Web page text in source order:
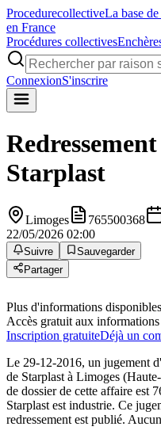
ProcedurecollectiveLa base
en France
Procédures collectives
ConnexionS'inscrire
Starplast
Limoges 765500368
22/05/2026 02:00
Suivre
Sauvegarder
Partager
Plus d'informations
Accès gratuit aux
Inscription gratuiteDéjà un
Le 29-12-2016, un jugement
de Starplast à Limoges
de dossier de cette affaire est
Starplast est industrie. Ce
redressement est publié.